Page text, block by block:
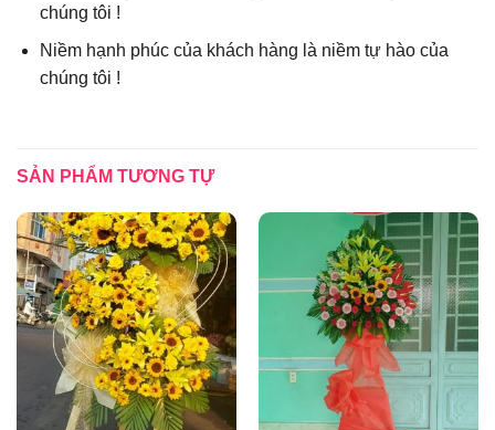
chúng tôi !
Niềm hạnh phúc của khách hàng là niềm tự hào của
chúng tôi !
SẢN PHẨM TƯƠNG TỰ